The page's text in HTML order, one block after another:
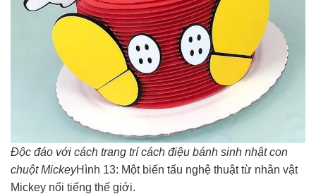
Độc đáo với cách trang trí cách điệu bánh sinh nhật con
chuột MickeyHình 13: Một biến tấu nghệ thuật từ nhân vật
Mickey nổi tiếng thế giới.